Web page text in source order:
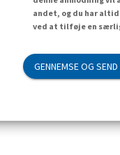
andet, og du har
ved at tilføje en
GENNEMSE OG SEND